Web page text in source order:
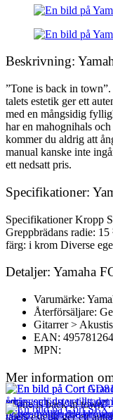
Beskrivning:
”Tone is back in
talets estetik ger ett
med en mångsidig
har en mahognihals
kommer du aldrig att
manual kanske inte
ett nedsatt pris.
Specifikationer:
Specifikationer Kropp
Greppbrädans radie:
färg: i krom Diverse
Detaljer: Yamaha
Varumärke:
Återförsäljare:
Gitarrer >
EAN:
MPN:
Mer information
”Tone is back in
talets estetik ger ett